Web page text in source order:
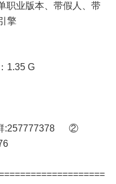
职业版本、带假人、带
擎
1.35 G
:257777378 ②